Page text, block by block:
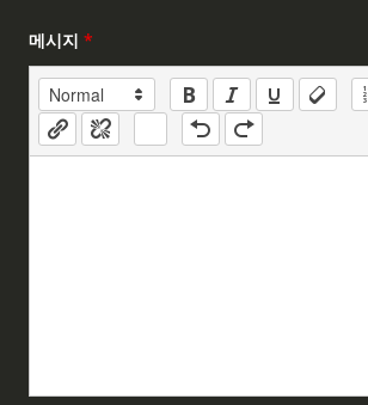
메시지 *